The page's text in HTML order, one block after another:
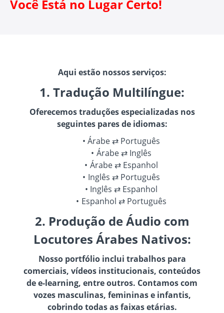
Você Está no Lugar Certo!
Aqui estão nossos serviços:
1. Tradução Multilíngue:
Oferecemos traduções especializadas nos
seguintes pares de idiomas:
Árabe ⇄ Português
Árabe ⇄ Inglês
Árabe ⇄ Espanhol
Inglês ⇄ Português
Inglês ⇄ Espanhol
Espanhol ⇄ Português
2. Produção de Áudio com
Locutores Árabes Nativos:
Nosso portfólio inclui trabalhos para
comerciais, vídeos institucionais, conteúdos
de e-learning, entre outros. Contamos com
vozes masculinas, femininas e infantis,
cobrindo todas as faixas etárias.